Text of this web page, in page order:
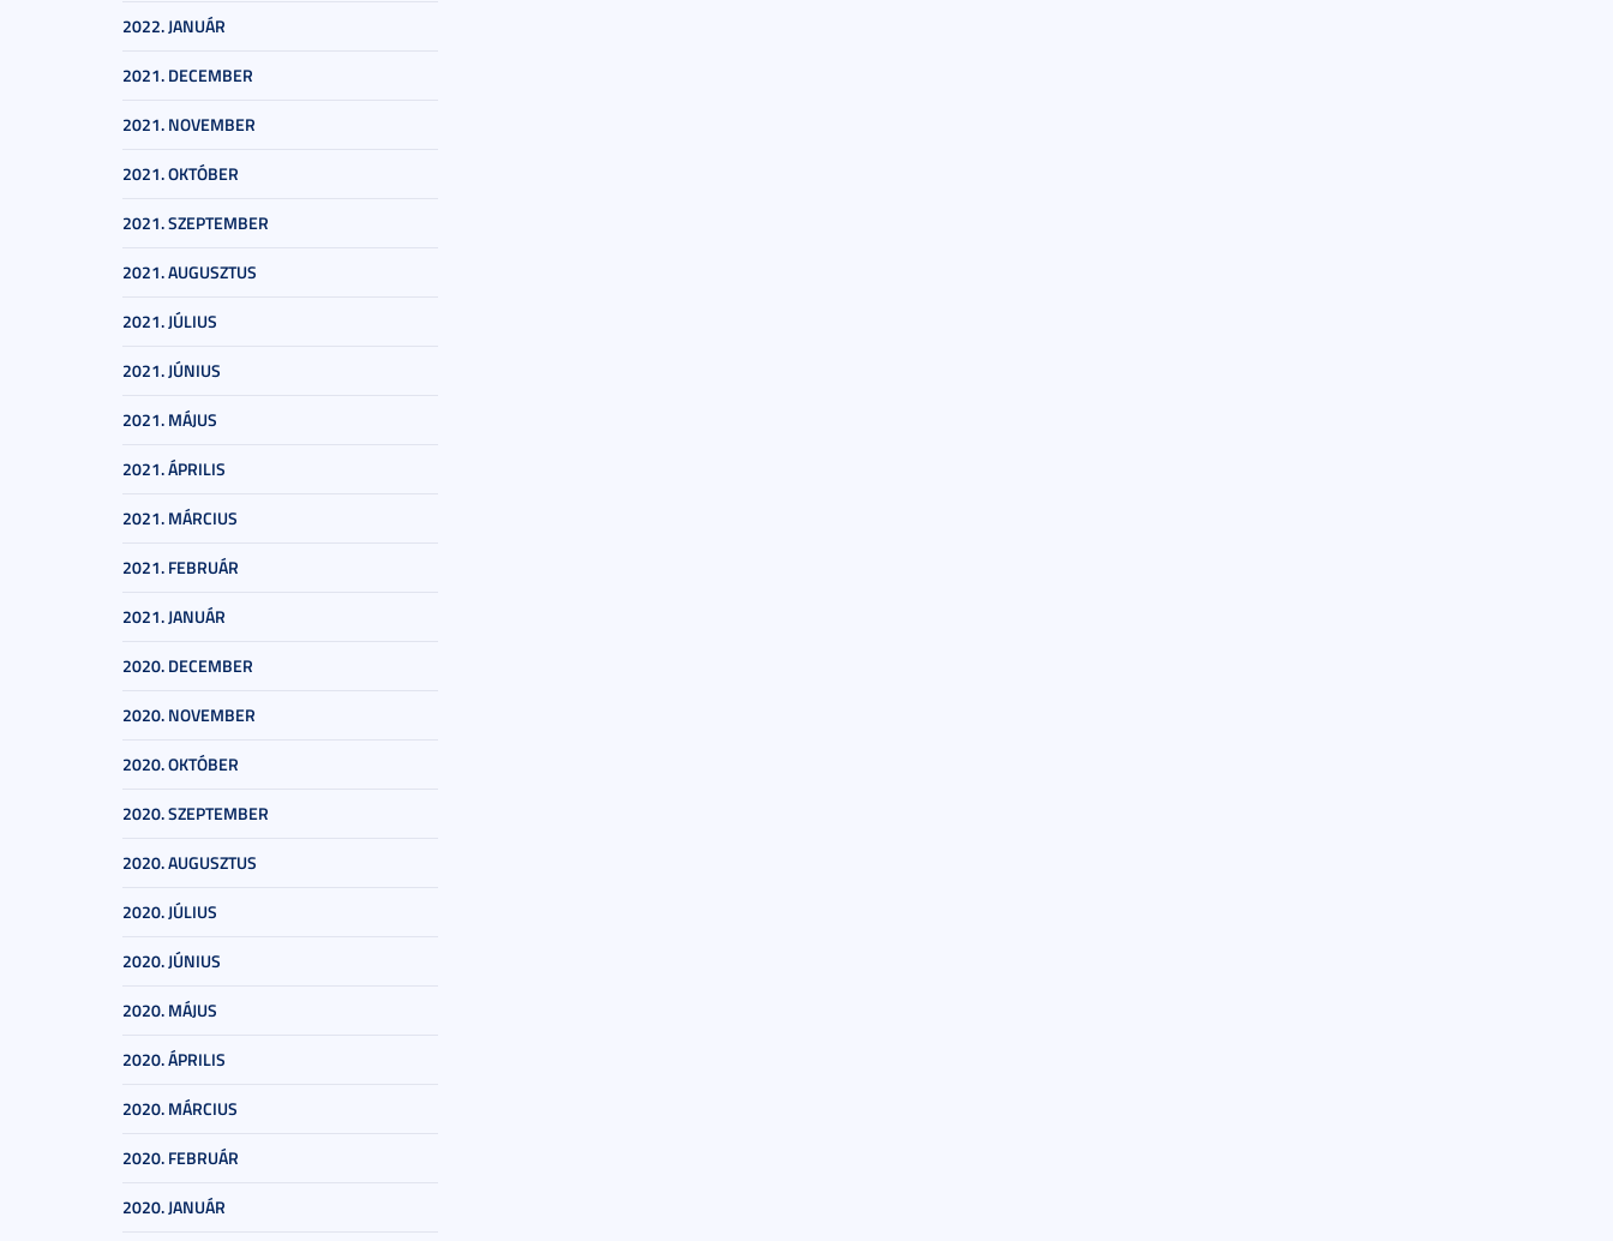
2022. JANUÁR
2021. DECEMBER
2021. NOVEMBER
2021. OKTÓBER
2021. SZEPTEMBER
2021. AUGUSZTUS
2021. JÚLIUS
2021. JÚNIUS
2021. MÁJUS
2021. ÁPRILIS
2021. MÁRCIUS
2021. FEBRUÁR
2021. JANUÁR
2020. DECEMBER
2020. NOVEMBER
2020. OKTÓBER
2020. SZEPTEMBER
2020. AUGUSZTUS
2020. JÚLIUS
2020. JÚNIUS
2020. MÁJUS
2020. ÁPRILIS
2020. MÁRCIUS
2020. FEBRUÁR
2020. JANUÁR